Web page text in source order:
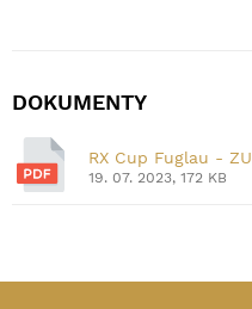
DOKUMENTY
RX Cup Fuglau - ZU
19. 07. 2023, 172 KB